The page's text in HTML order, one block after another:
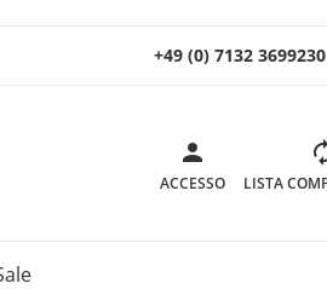
+49 (0) 7132 3699230
ACCESSO LISTA